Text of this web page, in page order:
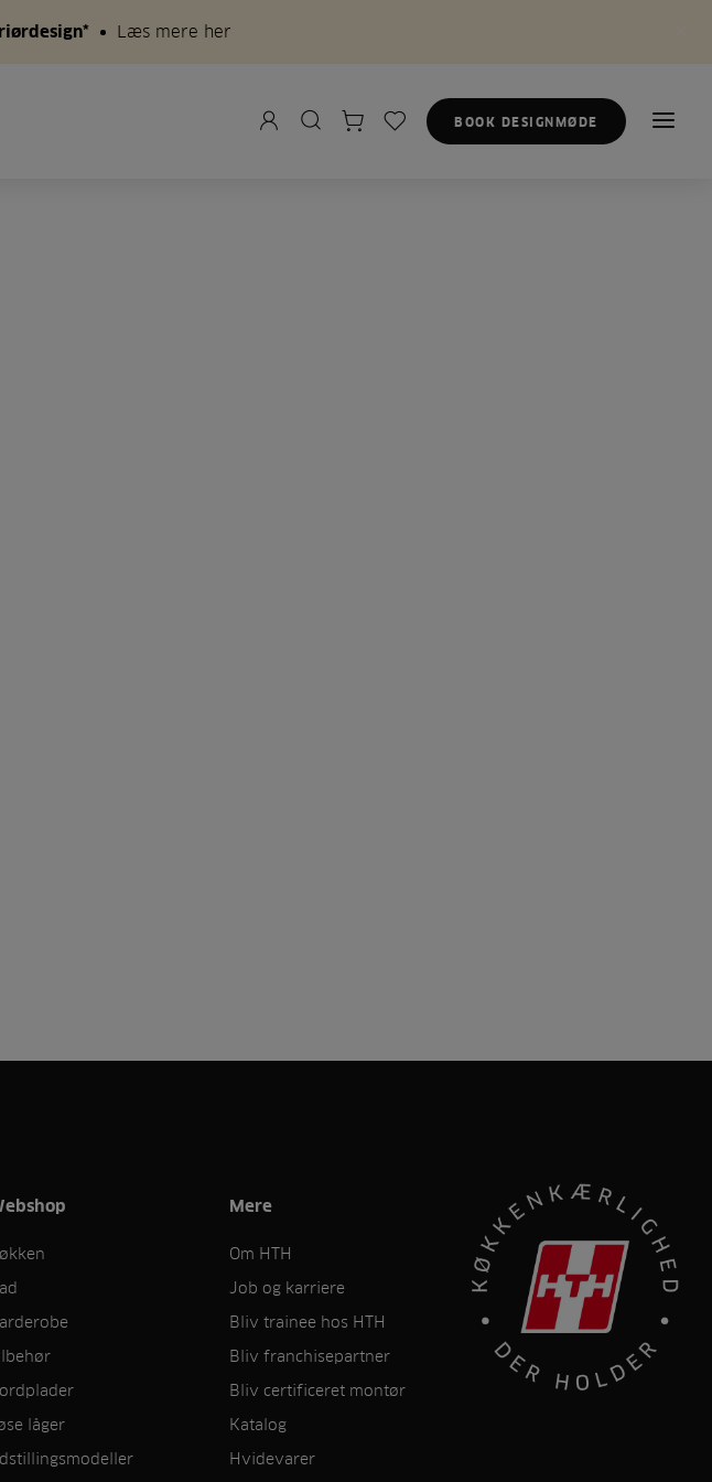
Læs mere her
BOOK DESIGNMØDE
låger
Mere
Om HTH
Job og karriere
Bliv trainee hos HTH
Bliv franchisepartner
Bliv certificeret montør
Katalog
Hvidevarer